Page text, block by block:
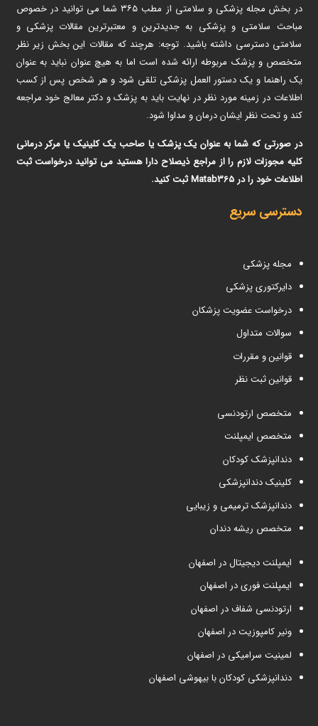
در بخش مجله پزشکی و سلامتی از مطب ۳۶۵ شما می توانید در خصوص
مباحث سلامتی و پزشکی به جدیدترین و معتبرترین مقالات پزشکی و
سلامتی دسترسی داشته باشید. توجه: هرچند که مقالات این بخش زیر نظر
متخصص و پزشک مربوطه ارائه شده است اما به هیچ عنوان نباید به عنوان
یک راهنما و یک دستور العمل پزشکی تلقی شود و هر شخص پس از کسب
اطلاعات در زمینه مورد نظر در نهایت باید به پزشک و دکتر معالج خود مراجعه
کند و تحت نظر ایشان درمان و مداوا شود.
در صورتی که شما به عنوان یک پزشک یا صاحب یک کلینیک یا مرکر درمانی
کلیه مجوزات لازم را از مراجع ذیصلاح دارا هستید می توانید درخواست ثبت
اطلاعات خود را در Matab365 ثبت کنید.
دسترسی سریع
مجله پزشکی
دایرکتوری پزشکی
درخواست عضویت پزشکان
سوالات متداول
قوانین و مقررات
قوانین ثبت نظر
متخصص ارتودنسی
متخصص ایمپلنت
دندانپزشک کودکان
کلینیک دندانپزشکی
دندانپزشک ترمیمی و زیبایی
متخصص ریشه دندان
ایمپلنت دیجیتال در اصفهان
ایمپلنت فوری در اصفهان
ارتودنسی شفاف در اصفهان
ونیر کامپوزیت در اصفهان
لمینیت سرامیکی در اصفهان
دندانپزشکی کودکان با بیهوشی اصفهان